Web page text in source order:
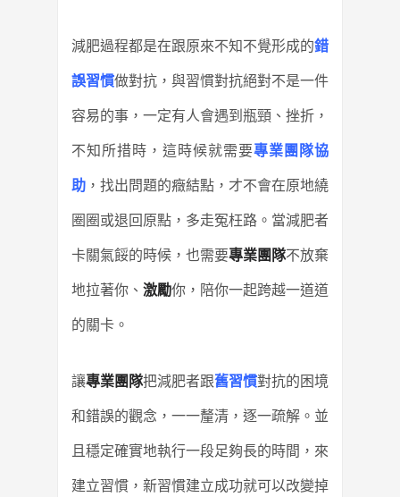
減肥過程都是在跟原來不知不覺形成的錯
誤習慣做對抗，與習慣對抗絕對不是一件
容易的事，一定有人會遇到瓶頸、挫折，
不知所措時，這時候就需要專業團隊協
助 ，找出問題的癥結點，才不會在原地繞
圈圈或退回原點，多走冤枉路。當減肥者
卡關氣餒的時候，也需要專業團隊不放棄
地拉著你、 激勵你，陪你一起跨越一道道
的關卡。
讓專業團隊把減肥者跟舊習慣對抗的困境
和錯誤的觀念，一一釐清，逐一疏解。並
且穩定確實地執行一段足夠長的時間，來
建立習慣，新習慣建立成功就可以改變掉